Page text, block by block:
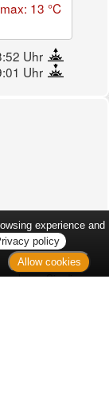
max: 13 °C
Uhr
Uhr
lesen Sie die
experience and
policy
Allow cookies